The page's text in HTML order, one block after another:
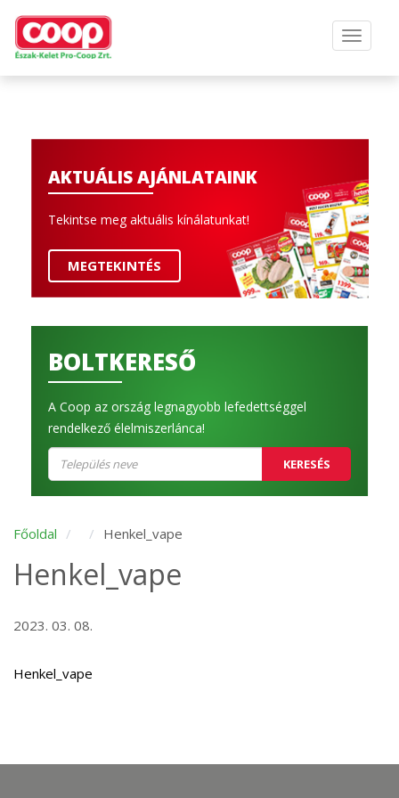
AKTUÁLIS AJÁNLATAINK
Tekintse meg aktuális kínálatunkat!
MEGTEKINTÉS
BOLTKERESŐ
A Coop az ország legnagyobb lefedettséggel
rendelkező élelmiszerlánca!
KERESÉS
Főoldal Henkel_vape
Henkel_vape
2023. 03. 08.
Henkel_vape